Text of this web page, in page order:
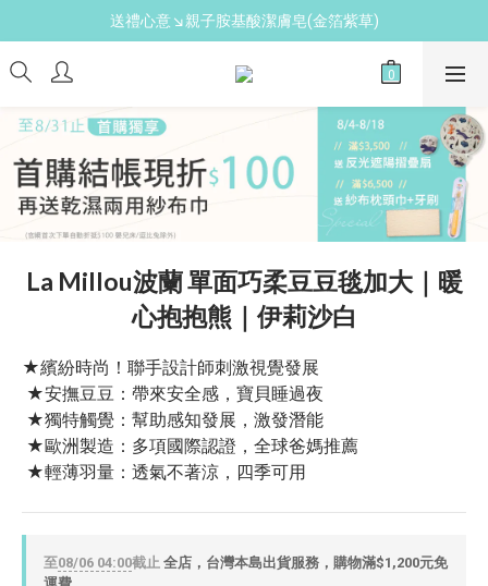
新手爸媽必備↘育兒懶人包
新手爸媽必備↘育兒懶人包
免費領↘逗寶媽媽禮
送禮心意↘親子胺基酸潔膚皂(金箔紫草)
新手爸媽必備↘育兒懶人包
La Millou波蘭 單面巧柔豆豆毯加大｜暖
心抱抱熊｜伊莉沙白
★繽紛時尚！聯手設計師刺激視覺發展
★安撫豆豆：帶來安全感，寶貝睡過夜
★獨特觸覺：幫助感知發展，激發潛能
★歐洲製造：多項國際認證，全球爸媽推薦
★輕薄羽量：透氣不著涼，四季可用
至08/06 04:00截止 全店，台灣本島出貨服務，購物滿$1,200元免